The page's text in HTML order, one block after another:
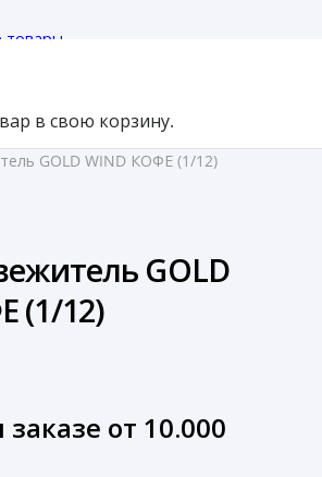
в свою корзину.
товары
GOLD WIND КОФЕ (1/12)
GOLD
(1/12)
заказе от 10.000